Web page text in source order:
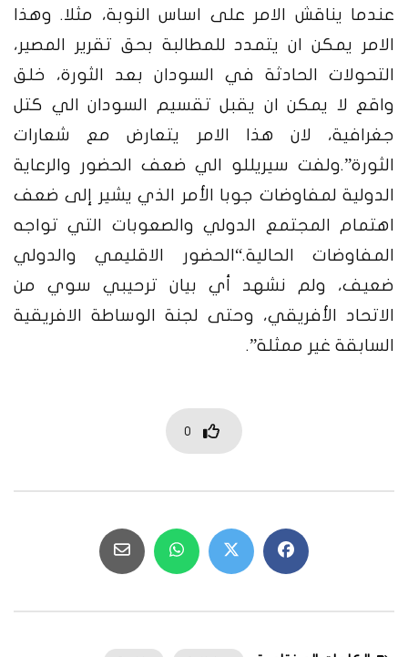
عندما يناقش الامر على اساس النوبة، مثلا. وهذا
الامر يمكن ان يتمدد للمطالبة بحق تقرير المصير،
التحولات الحادثة في السودان بعد الثورة، خلق
واقع لا يمكن ان يقبل تقسيم السودان الي كتل
جغرافية، لان هذا الامر يتعارض مع شعارات
الثورة”.ولفت سيريللو الي ضعف الحضور والرعاية
الدولية لمفاوضات جوبا الأمر الذي يشير إلى ضعف
اهتمام المجتمع الدولي والصعوبات التي تواجه
المفاوضات الحالية.“الحضور الاقليمي والدولي
ضعيف، ولم نشهد أي بيان ترحيبي سوي من
الاتحاد الأفريقي، وحتى لجنة الوساطة الافريقية
السابقة غير ممثلة”.
0